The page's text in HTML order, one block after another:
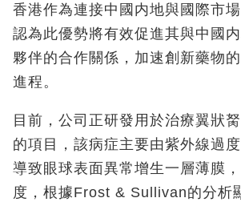
香港作為連接中國内地與國際市場
認為此優勢將有效促進其與中國
夥伴的合作關係，加速創新藥物
進程。
目前，公司正研發用於治療翼狀
的項目，該病症主要由紫外線過
導致眼球表面異常增生一層薄膜
度，根據Frost & Sullivan的分析